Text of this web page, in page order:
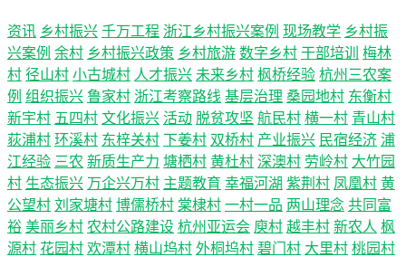
资讯 乡村振兴 千万工程 浙江乡村振兴案例 现场教学 乡村振
兴案例 余村 乡村振兴政策 乡村旅游 数字乡村 干部培训
梅林
村 径山村 小古城村 人才振兴 未来乡村 枫桥经验 杭州三农案
例 组织振兴 鲁家村 浙江考察路线 基层治理 桑园地村 东衡村
新宇村 五四村 文化振兴 活动 脱贫攻坚 航民村 横一村 青山村
荻浦村 环溪村 东梓关村 下姜村 双桥村 产业振兴 民宿经济 浦
江经验 三农 新质生产力 塘栖村 黄杜村 深澳村 劳岭村 大竹园
村 生态振兴 万企兴万村 主题教育 幸福河湖 紫荆村 凤凰村 黄
公望村 刘家塘村 博儒桥村 棠棣村 一村一品 两山理念 共同富
裕 美丽乡村 农村公路建设 杭州亚运会 庾村 越丰村 新农人 枫
源村 花园村 欢潭村 横山坞村 外桐坞村 碧门村 大里村 桃园村